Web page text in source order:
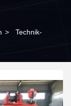
> Technik-